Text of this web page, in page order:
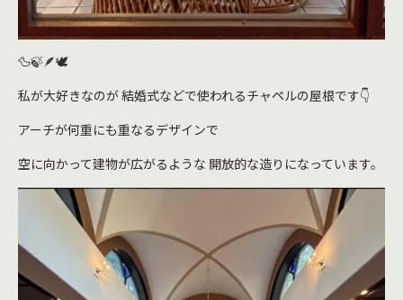
🦆🍃🪶🕊️
私が大好きなのが 結婚式などで使われるチャペルの屋根です👇
アーチが何重にも重なるデザインで
空に向かって建物が広がるような 開放的な造りになっています。